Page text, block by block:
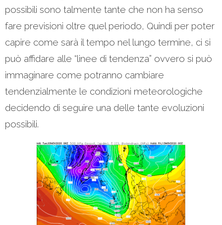
possibili sono talmente tante che non ha senso
fare previsioni oltre quel periodo, Quindi per poter
capire come sarà il tempo nel lungo termine, ci si
può affidare alle “linee di tendenza” ovvero si può
immaginare come potranno cambiare
tendenzialmente le condizioni meteorologiche
decidendo di seguire una delle tante evoluzioni
possibili.